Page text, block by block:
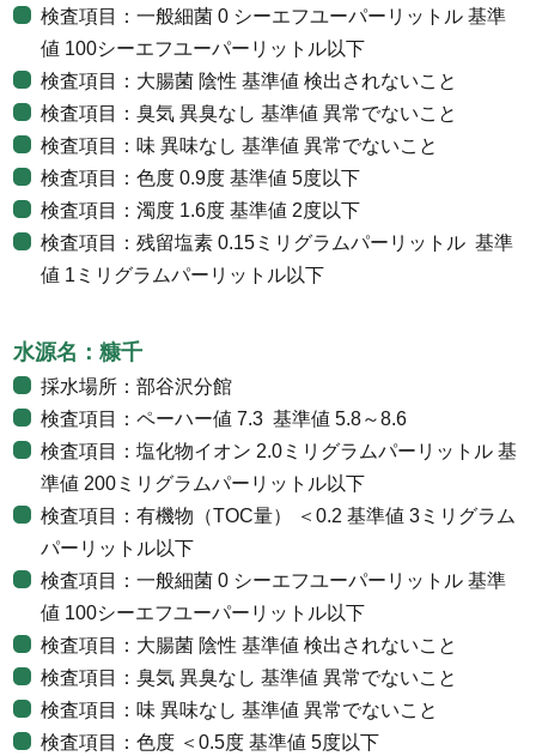
検査項目：一般細菌 0 シーエフユーパーリットル 基準
値 100シーエフユーパーリットル以下
検査項目：大腸菌 陰性 基準値 検出されないこと
検査項目：臭気 異臭なし 基準値 異常でないこと
検査項目：味 異味なし 基準値 異常でないこと
検査項目：色度 0.9度 基準値 5度以下
検査項目：濁度 1.6度 基準値 2度以下
検査項目：残留塩素 0.15ミリグラムパーリットル 基準
値 1ミリグラムパーリットル以下
水源名：糠千
採水場所：部谷沢分館
検査項目：ペーハー値 7.3 基準値 5.8～8.6
検査項目：塩化物イオン 2.0ミリグラムパーリットル 基
準値 200ミリグラムパーリットル以下
検査項目：有機物（TOC量） ＜0.2 基準値 3ミリグラム
パーリットル以下
検査項目：一般細菌 0 シーエフユーパーリットル 基準
値 100シーエフユーパーリットル以下
検査項目：大腸菌 陰性 基準値 検出されないこと
検査項目：臭気 異臭なし 基準値 異常でないこと
検査項目：味 異味なし 基準値 異常でないこと
検査項目：色度 ＜0.5度 基準値 5度以下